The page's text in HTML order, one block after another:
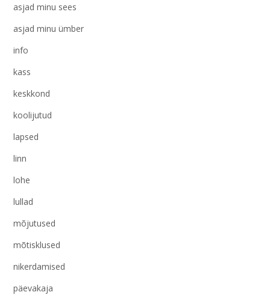
asjad minu sees
asjad minu ümber
info
kass
keskkond
koolijutud
lapsed
linn
lohe
lullad
mõjutused
mõtisklused
nikerdamised
päevakaja